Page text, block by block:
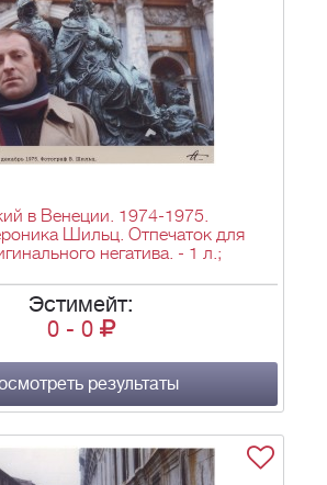
в Венеции. 1974-1975.
Шильц. Отпечаток для
негатива. - 1 л.;
Эстимейт:
0 - 0
результаты